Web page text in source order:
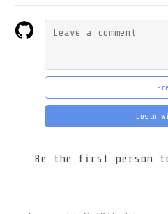
Login
Be the first person to